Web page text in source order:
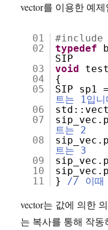
vector를 이용한 예
01
#include
02
typedef
SIP
03
void
04
{
05
SIP sp1
트는 1입니
06
07
트는 2
08
트는 3
09
10
11
} // 이때
vector는 값에 의한
는 복사를 통해 작동